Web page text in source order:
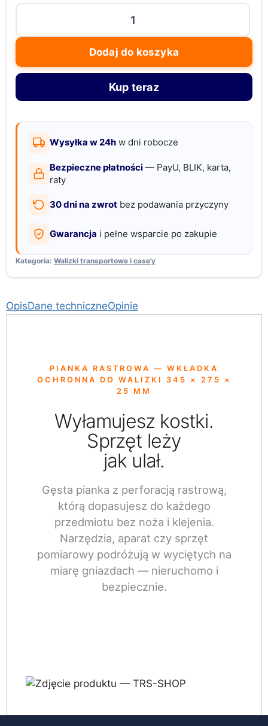
rastrowa
wkładka
ochronna
345
mm
mm
Dodaj do koszyka
Kup teraz
Wysyłka w 24h w dni robocze
Bezpieczne płatności — PayU, BLIK, karta,
raty
30 dni na zwrot bez podawania przyczyny
Gwarancja i pełne wsparcie po zakupie
Kategoria: Walizki transportowe i case'y
OpisDane techniczneOpinie
PIANKA RASTROWA — WKŁADKA
OCHRONNA DO WALIZKI 345 × 275 ×
25 MM
Wyłamujesz kostki.
Sprzęt leży
jak ulał.
Gęsta pianka z perforacją rastrową,
którą dopasujesz do każdego
przedmiotu bez noża i klejenia.
Narzędzia, aparat czy sprzęt
pomiarowy podróżują w wyciętych na
miarę gniazdach — nieruchomo i
bezpiecznie.